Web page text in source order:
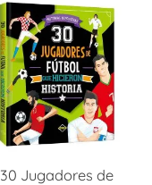
30 Jugadores de